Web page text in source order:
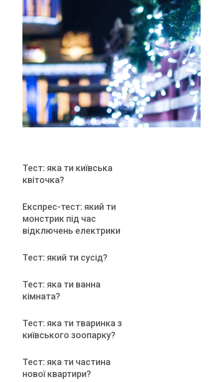
Тест: яка ти київська
квіточка?
Експрес-тест: який ти
монстрик під час
відключень електрики
Тест: який ти сусід?
Тест: яка ти ванна
кімната?
Тест: яка ти тваринка з
київського зоопарку?
Тест: яка ти частина
нової квартири?